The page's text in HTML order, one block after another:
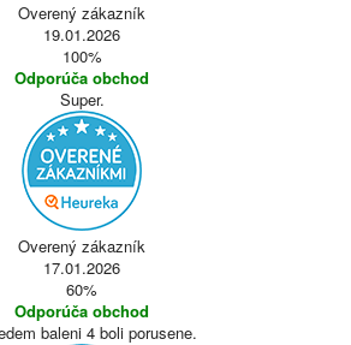
Overený zákazník
19.01.2026
100%
Odporúča obchod
Super.
Overený zákazník
17.01.2026
60%
Odporúča obchod
baleni 4 boli porusene.